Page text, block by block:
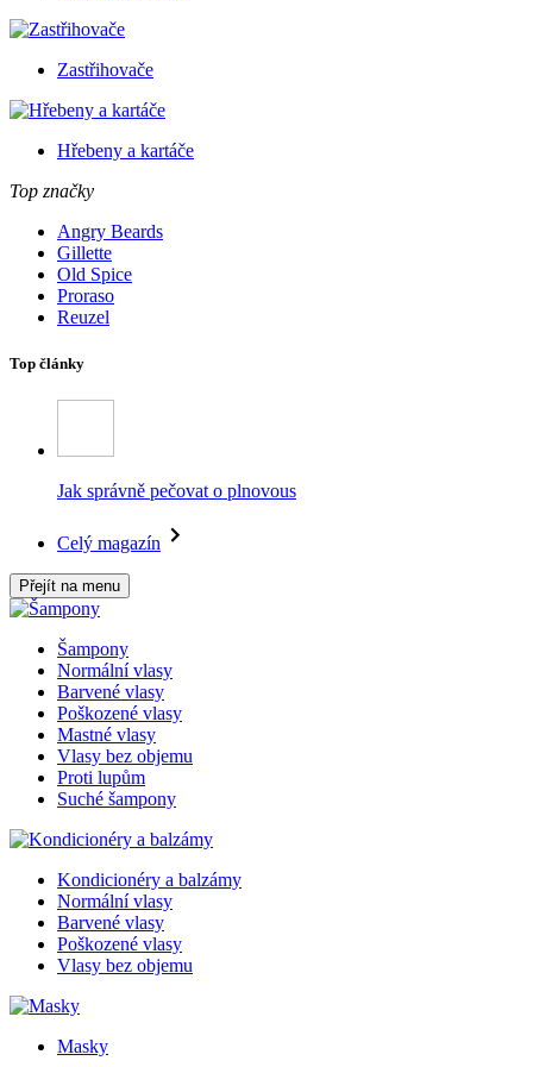
Zastřihovače
Hřebeny a kartáče
Top značky
Angry Beards
Gillette
Old Spice
Proraso
Reuzel
Top články
Jak správně pečovat o plnovous
Celý magazín
Přejít na menu
Šampony
Normální vlasy
Barvené vlasy
Poškozené vlasy
Mastné vlasy
Vlasy bez objemu
Proti lupům
Suché šampony
Kondicionéry a balzámy
Normální vlasy
Barvené vlasy
Poškozené vlasy
Vlasy bez objemu
Masky